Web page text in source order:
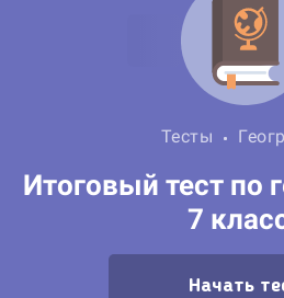
Тесты
Итоговый тест по
7
Начать